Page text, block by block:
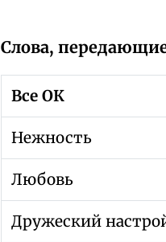
Слова,
Все ОК
Нежность
Любовь
Дружеский